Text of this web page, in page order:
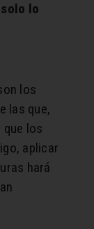
lo
los
las que,
que los
aplicar
hará